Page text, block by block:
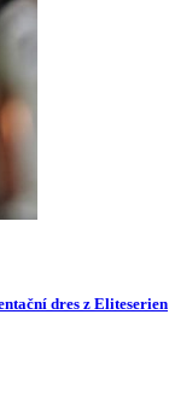
dres z Eliteserien